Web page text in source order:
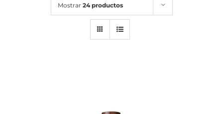
Mostrar 24 productos